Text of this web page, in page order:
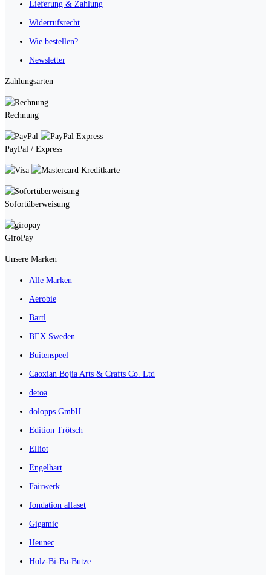
Lieferung & Zahlung
Widerrufsrecht
Wie bestellen?
Newsletter
Zahlungsarten
Rechnung
PayPal / Express
Kreditkarte
Sofortüberweisung
GiroPay
Unsere Marken
Alle Marken
Aerobie
Bartl
BEX Sweden
Buitenspeel
Caoxian Bojia Arts & Crafts Co. Ltd
detoa
dolopps GmbH
Edition Trötsch
Elliot
Engelhart
Fairwerk
fondation alfaset
Gigamic
Heunec
Holz-Bi-Ba-Butze